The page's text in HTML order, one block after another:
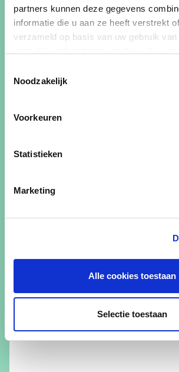
partners kunnen deze gegevens
informatie die u aan ze heeft verstrekt
verzameld op basis van uw gebruik
Noodzakelijk
Voorkeuren
Statistieken
Marketing
Alle cookies toestaan
Selectie toestaan
Uitgelicht
Financiering
Rekenen wat je
Je eigen